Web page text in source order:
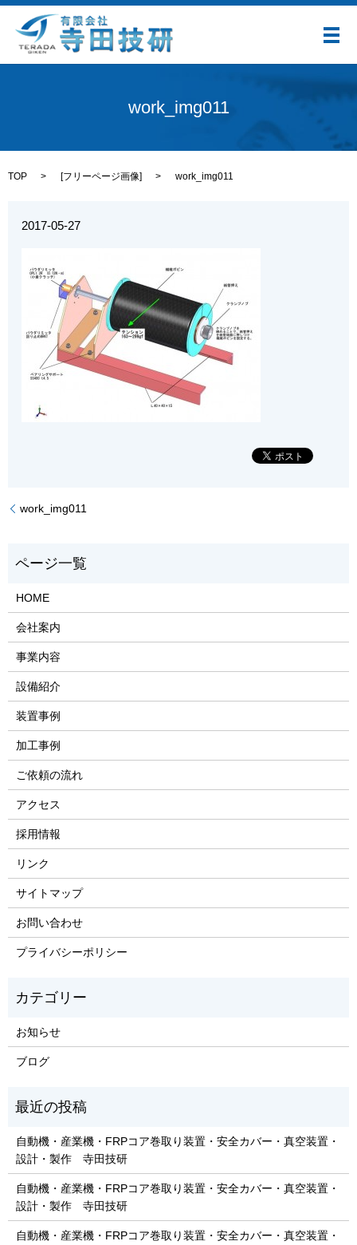
メ
work_img011
TOP [フリーページ画像] work_img011
2017-05-27
work_img011
HOME
会社案内
事業内容
設備紹介
装置事例
加工事例
ご依頼の流れ
アクセス
採用情報
リンク
サイトマップ
お問い合わせ
プライバシーポリシー
お知らせ
ブログ
自動機・産業機・FRPコア巻取り装置・安全カバー・真空装置・
設計・製作 寺田技研
自動機・産業機・FRPコア巻取り装置・安全カバー・真空装置・
設計・製作 寺田技研
自動機・産業機・FRPコア巻取り装置・安全カバー・真空装置・